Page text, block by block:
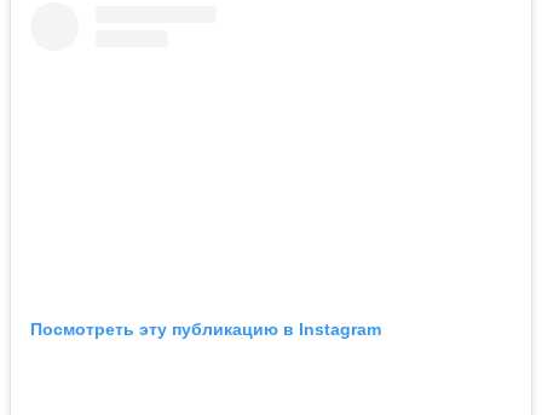
Посмотреть эту публикацию в Instagram